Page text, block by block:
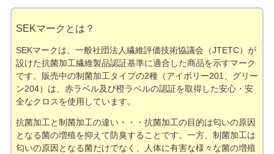
SEKマークとは？
SEKマークは、一般社団法人繊維評価技術協議会（JTETC）が
設けた抗菌加工繊維製品認証基準に適合した商品を示すマーク
です。販売中の制菌加工タイプの2種（アイボリー201、グリー
ン204）は、赤ラベル及び橙ラベルの認証を取得した安心・安
全なクロスを使用しています。
抗菌加工と制菌加工の違い・・・抗菌加工の目的は匂いの原因
となる菌の増殖を抑えて防臭することです。一方、制菌加工は
匂いの原因となる菌だけでなく、人体に有害な様々な菌の増殖